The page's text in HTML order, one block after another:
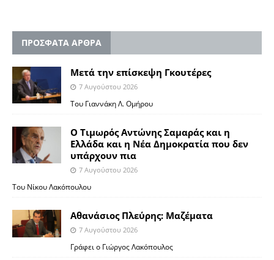
ΠΡΟΣΦΑΤΑ ΑΡΘΡΑ
Μετά την επίσκεψη Γκουτέρες
7 Αυγούστου 2026
Του Γιαννάκη Λ. Ομήρου
Ο Τιμωρός Αντώνης Σαμαράς και η
Ελλάδα και η Νέα Δημοκρατία που δεν
υπάρχουν πια
7 Αυγούστου 2026
Του Νίκου Λακόπουλου
Αθανάσιος Πλεύρης: Μαζέματα
7 Αυγούστου 2026
Γράφει ο Γιώργος Λακόπουλος